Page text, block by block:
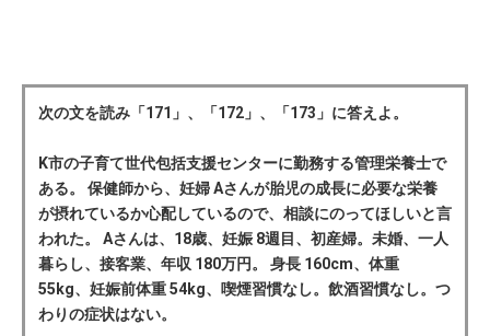
次の文を読み「171」、「172」、「173」に答えよ。
K市の子育て世代包括支援センターに勤務する管理栄養士で
ある。 保健師から、妊婦 Aさんが胎児の成長に必要な栄養
が摂れているか心配しているので、相談にのってほしいと言
われた。 Aさんは、18歳、妊娠 8週目、初産婦。未婚、一人
暮らし、接客業、年収 180万円。 身長 160cm、体重
55kg、妊娠前体重 54kg、喫煙習慣なし。飲酒習慣なし。つ
わりの症状はない。